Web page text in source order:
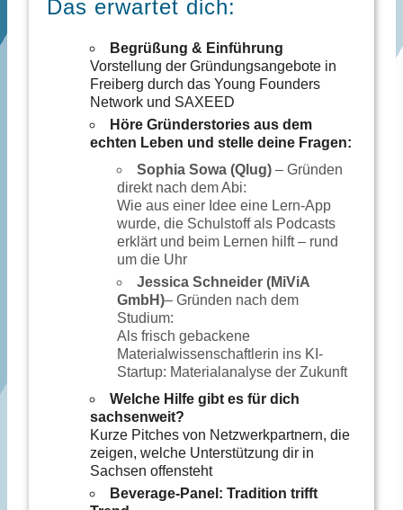
Das erwartet dich:
Begrüßung & Einführung
Vorstellung der Gründungsangebote in
Freiberg durch das Young Founders
Network und SAXEED
Höre Gründerstories aus dem
echten Leben und stelle deine Fragen:
Sophia Sowa (Qlug)– Gründen
direkt nach dem Abi:
Wie aus einer Idee eine Lern-App
wurde, die Schulstoff als Podcasts
erklärt und beim Lernen hilft – rund
um die Uhr
Jessica Schneider (MiViA
GmbH)– Gründen nach dem
Studium:
Als frisch gebackene
Materialwissenschaftlerin ins KI-
Startup: Materialanalyse der Zukunft
Welche Hilfe gibt es für dich
sachsenweit?
Kurze Pitches von Netzwerkpartnern, die
zeigen, welche Unterstützung dir in
Sachsen offensteht
Beverage-Panel: Tradition trifft